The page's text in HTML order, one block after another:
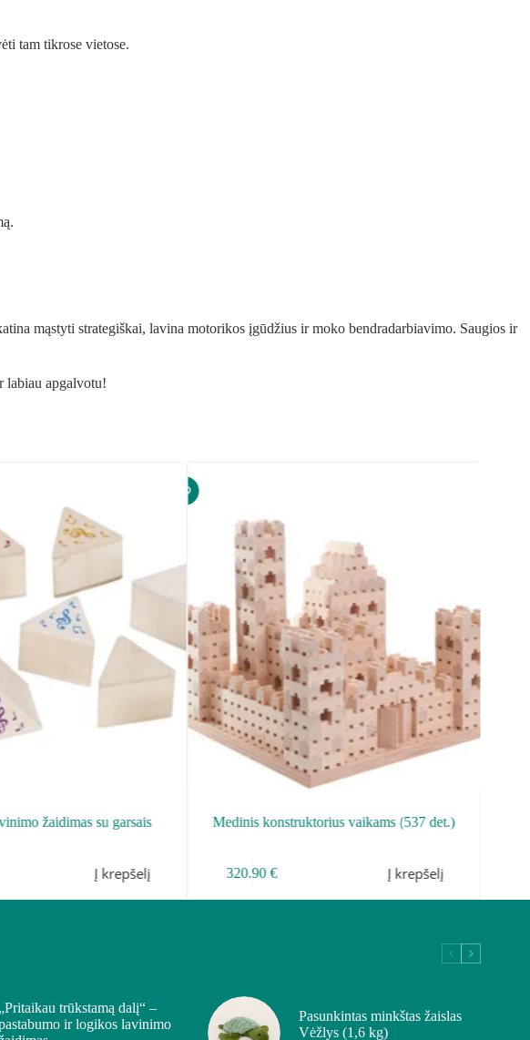
tam tikrose vietose.
mąstyti strategiškai, lavina motorikos įgūdžius ir moko bendradarbiavimo. Saugios ir
labiau apgalvotu!
žaidimas su garsais
Į krepšelį
Medinis konstruktorius vaikams (537 det.)
320.90€ Į krepšelį
„Pritaikau trūkstamą dalį“ –
ir logikos lavinimo
Pasunkintas minkštas žaislas
Vėžlys (1,6 kg)